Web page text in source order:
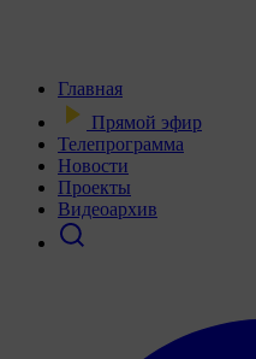
Главная
Прямой эфир
Телепрограмма
Новости
Проекты
Видеоархив